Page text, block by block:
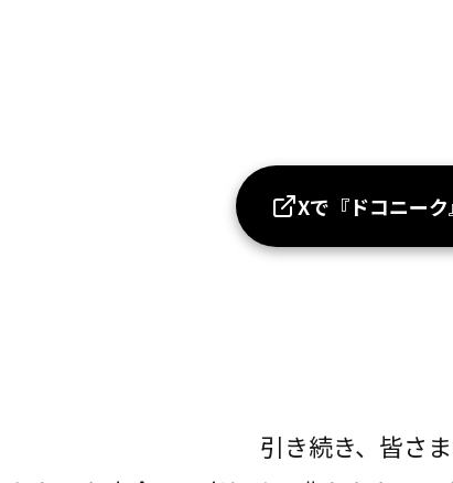
Xで『ドコニー
引き続き、皆さ